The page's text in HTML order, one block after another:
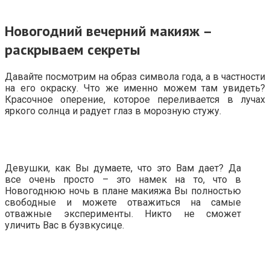
Новогодний вечерний макияж –
раскрываем секреты
Давайте посмотрим на образ символа года, а в частности
на его окраску. Что же именно можем там увидеть?
Красочное оперение, которое переливается в лучах
яркого солнца и радует глаз в морозную стужу.
Девушки, как Вы думаете, что это Вам дает? Да
все очень просто – это намек на то, что в
Новогоднюю ночь в плане макияжа Вы полностью
свободные и можете отважиться на самые
отважные эксперименты. Никто не сможет
уличить Вас в бузвкусице.